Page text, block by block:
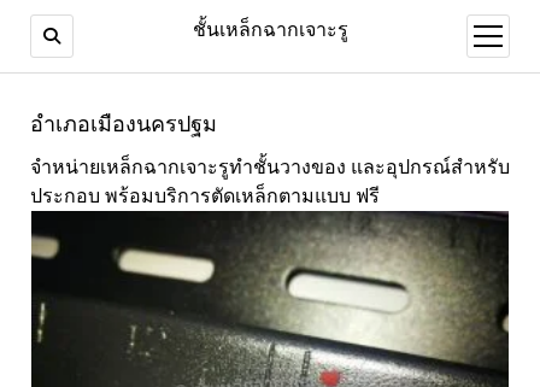
ชั้นเหล็กฉากเจาะรู
open
menu
อำเภอเมืองนครปฐม
จำหน่ายเหล็กฉากเจาะรูทำชั้นวางของ และอุปกรณ์สำหรับ
ประกอบ พร้อมบริการตัดเหล็กตามแบบ ฟรี